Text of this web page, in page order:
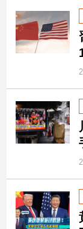
建
築/
室
內
遊/
美
食
命
理
消
費